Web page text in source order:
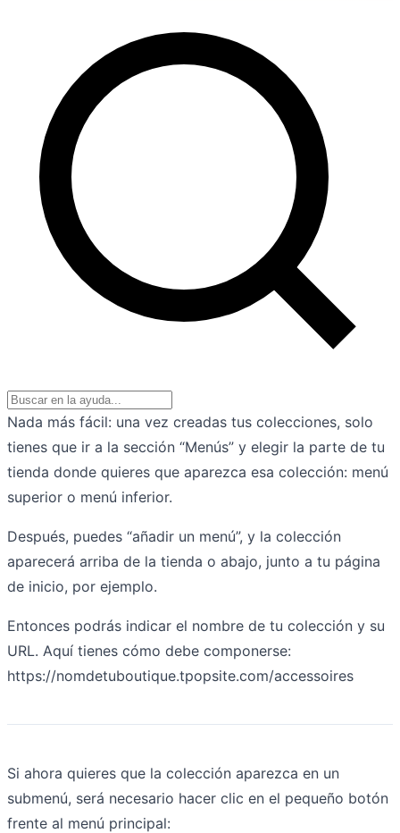
Nada más fácil: una vez creadas tus colecciones, solo
tienes que ir a la sección “Menús” y elegir la parte de tu
tienda donde quieres que aparezca esa colección: menú
superior o menú inferior.
Después, puedes “añadir un menú”, y la colección
aparecerá arriba de la tienda o abajo, junto a tu página
de inicio, por ejemplo.
Entonces podrás indicar el nombre de tu colección y su
URL. Aquí tienes cómo debe componerse:
https://nomdetuboutique.tpopsite.com/accessoires
Si ahora quieres que la colección aparezca en un
submenú, será necesario hacer clic en el pequeño botón
frente al menú principal: